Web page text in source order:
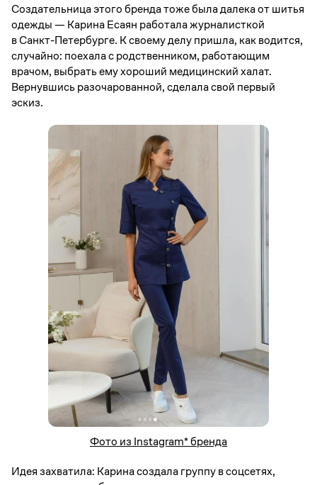
Создательница этого бренда тоже была далека от шитья
одежды — Карина Есаян работала журналисткой
в Санкт-Петербурге. К своему делу пришла, как водится,
случайно: поехала с родственником, работающим
врачом, выбрать ему хороший медицинский халат.
Вернувшись разочарованной, сделала свой первый
эскиз.
Фото из Instagram* бренда
Идея захватила: Карина создала группу в соцсетях,